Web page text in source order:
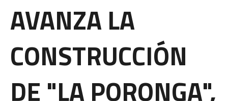
AVANZA LA
CONSTRUCCIÓN
DE "LA PORONGA",